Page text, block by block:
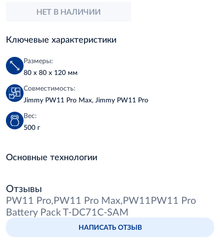
НЕТ В НАЛИЧИИ
Ключевые характеристики
Размеры:
80 х 80 х 120 мм
Совместимость:
Jimmy PW11 Pro Max, Jimmy PW11 Pro
Вес:
500 г
Основные технологии
Отзывы
PW11 Pro,PW11 Pro Max,PW11PW11 Pro
Battery Pack T-DC71C-SAM
НАПИСАТЬ ОТЗЫВ